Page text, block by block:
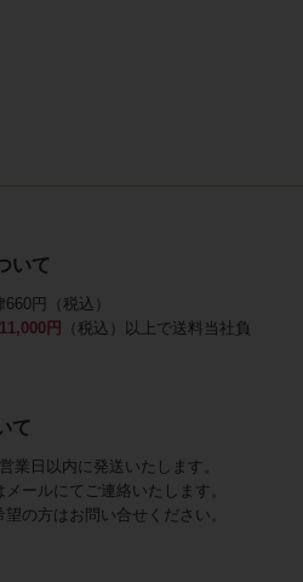
いて
円（税込）
円
（税込）以上で送料当社負
て
業日以内に発送いたします。
ールにてご連絡いたします。
の方はお問い合せください。